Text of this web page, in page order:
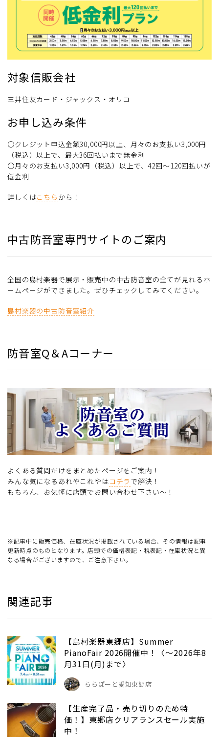
対象信販会社
三井住友カード・ジャックス・オリコ
お申し込み条件
〇クレジット申込金額30,000円以上、月々のお支払い3,000円
（税込）以上で、最大36回払いまで無金利
〇月々のお支払い3,000円（税込）以上で、42回～120回払いが
低金利
詳しくはこちら から！
中古防音室専門サイトのご案内
全国の島村楽器で展示・販売中の中古防音室の全てが見れるホ
ームページができました。ぜひチェックしてみてください。
島村楽器の中古防音室紹介
防音室Q＆Aコーナー
よくある質問だけをまとめたページをご案内！
みんな気になるあれやこれやはコチラ で解決！
もちろん、お気軽に店頭でお問い合わせ下さい～！
※記事中に販売価格、在庫状況が掲載されている場合、その情報は記事
更新時点のものとなります。店頭での価格表記・税表記・在庫状況と異
なる場合がございますので、ご注意下さい。
関連記事
【島村楽器東郷店】Summer
PianoFair 2026開催中！〈～2026年8
月31日(月)まで〉
ららぽーと愛知東郷店
【生産完了品・売り切りのため特
価！】東郷店クリアランスセール実施
中！